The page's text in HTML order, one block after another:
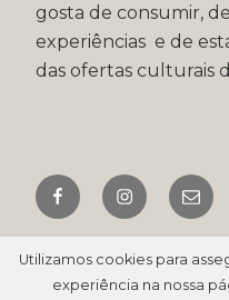
gosta de consumir,
experiências e de
das ofertas culturais
FacebookInstagramEmail
Til 2018
Utilizamos cookies para
experiência na nossa